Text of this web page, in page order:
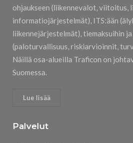
ohjaukseen (liikennevalot, viitoitus,
informatiojärjestelmät), ITS:ään
liikennejärjestelmät), tiemaksuihin
(paloturvallisuus, riskiarvioinnit,
Näillä osa-alueilla Traficon on
Suomessa.
Lue lisää
Palvelut